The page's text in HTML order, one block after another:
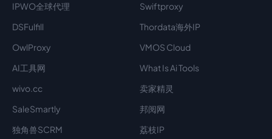
IPWO全球代理
Swiftproxy
DSFulfill
Thordata海外IP
OwlProxy
VMOS Cloud
AI工具网
What Is Ai Tools
wivo.cc
卖家精灵
SaleSmartly
邦阅网
独角兽SCRM
荔枝IP